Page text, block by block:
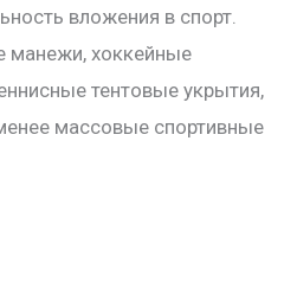
вложения в спорт.
манежи, хоккейные
тентовые укрытия,
массовые спортивные